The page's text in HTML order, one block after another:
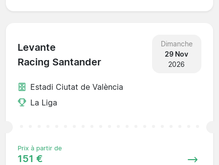
Levante
Racing Santander
Dimanche
29 Nov
2026
Estadi Ciutat de València
La Liga
Prix à partir de
151 €